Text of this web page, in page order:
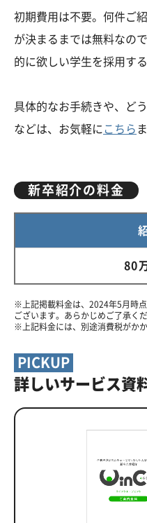
初期費用は不要。何件ご
が決まるまでは無料なの
的に欲しい学生を採用す
具体的なお手続きや、ど
などは、お気軽に こちら
新卒紹介の料金
80
※上記掲載料金は、2024年5月時
ございます。あらかじめご了承くだ
※上記料金には、別途消費税がかか
PICKUP
詳しいサービス資